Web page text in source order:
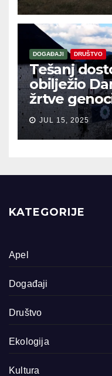
DOGAĐAJI DRUŠTVO
Tešanj
obilježio
žrtve
JUL 15, 2025
KATEGORIJE
Apel
Događaji
Društvo
Ekologija
Kultura